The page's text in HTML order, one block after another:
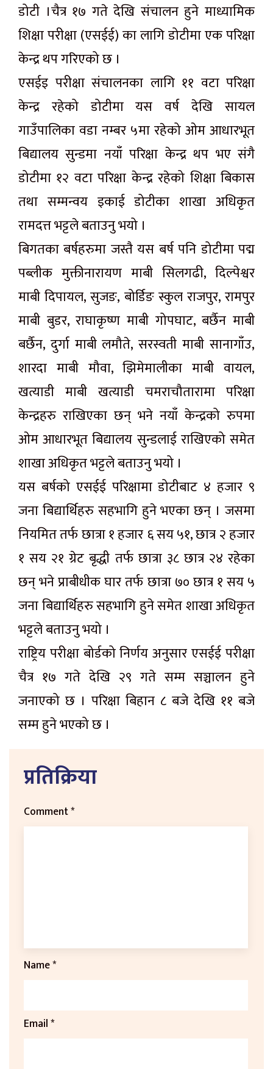
डोटी ।चैत्र १७ गते देखि संचालन हुने माध्यामिक
शिक्षा परीक्षा (एसईई) का लागि डोटीमा एक परिक्षा
केन्द्र थप गरिएको छ ।
एसईइ परीक्षा संचालनका लागि ११ वटा परिक्षा
केन्द्र रहेको डोटीमा यस वर्ष देखि सायल
गाउँपालिका वडा नम्बर ५मा रहेको ओम आधारभूत
बिद्यालय सुन्डमा नयाँ परिक्षा केन्द्र थप भए संगै
डोटीमा १२ वटा परिक्षा केन्द्र रहेको शिक्षा बिकास
तथा सम्मन्वय इकाई डोटीका शाखा अधिकृत
रामदत्त भट्टले बताउनु भयो ।
बिगतका बर्षहरुमा जस्तै यस बर्ष पनि डोटीमा पद्म
पब्लीक मुक्तीनारायण माबी सिलगढी, दिल्पेश्वर
माबी दिपायल, सुजङ, बोर्डिङ स्कुल राजपुर, रामपुर
माबी बुडर, राघाकृष्ण माबी गोपघाट, बर्छैन माबी
बर्छैन, दुर्गा माबी लमौते, सरस्वती माबी सानागाँउ,
शारदा माबी मौवा, झिमेमालीका माबी वायल,
खत्याडी माबी खत्याडी चमराचौतारामा परिक्षा
केन्द्रहरु राखिएका छन् भने नयाँ केन्द्रको रुपमा
ओम आधारभूत बिद्यालय सुन्डलाई राखिएको समेत
शाखा अधिकृत भट्टले बताउनु भयो ।
यस बर्षको एसईई परिक्षामा डोटीबाट ४ हजार ९
जना बिद्यार्थिहरु सहभागि हुने भएका छन् । जसमा
नियमित तर्फ छात्रा १ हजार ६ सय ५१, छात्र २ हजार
१ सय २१ ग्रेट बृद्धी तर्फ छात्रा ३८ छात्र २४ रहेका
छन् भने प्राबीधीक घार तर्फ छात्रा ७० छात्र १ सय ५
जना बिद्यार्थिहरु सहभागि हुने समेत शाखा अधिकृत
भट्टले बताउनु भयो ।
राष्ट्रिय परीक्षा बोर्डको निर्णय अनुसार एसईई परीक्षा
चैत्र १७ गते देखि २९ गते सम्म सञ्चालन हुने
जनाएको छ । परिक्षा बिहान ८ बजे देखि ११ बजे
सम्म हुने भएको छ ।
प्रतिक्रिया
Comment*
Name*
Email*